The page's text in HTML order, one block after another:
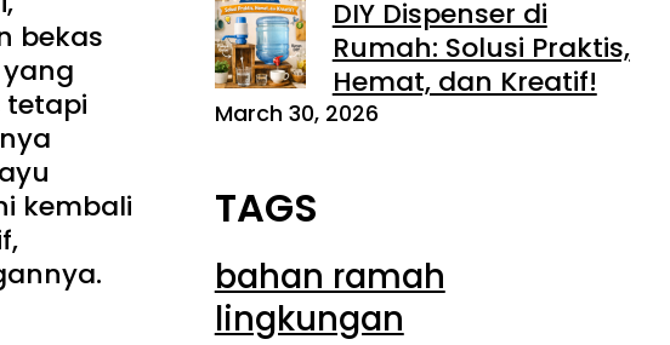
bekas
tetapi
kembali
DIY Dispenser di
Rumah: Solusi Praktis,
Hemat, dan Kreatif!
March 30, 2026
TAGS
bahan ramah
lingkungan